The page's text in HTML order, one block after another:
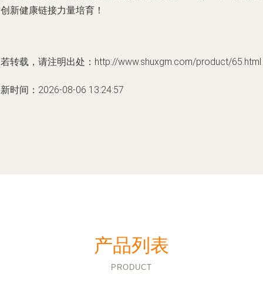
新健康链接力量培育！
转载，请注明出处：http://www.shuxgm.com/product/65.html
时间：2026-08-06 13:24:57
产品列表
PRODUCT